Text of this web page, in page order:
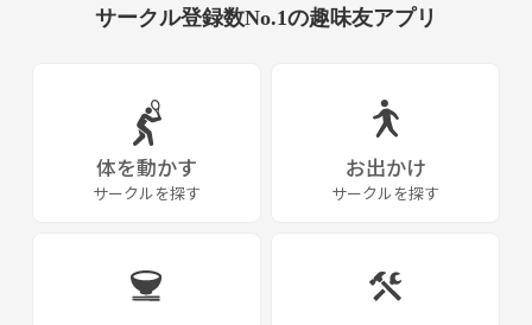
サークル登録数No.1の趣味友アプリ
体を動かす
サークルを探す
お出かけ
サークルを探す